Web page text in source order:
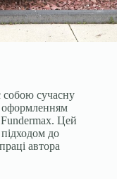
собою сучасну
оформленням
Цей
до
автора